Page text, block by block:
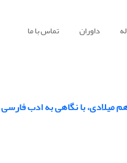
داوران تماس با ما
میلادی، با نگاهی به ادب فارسی